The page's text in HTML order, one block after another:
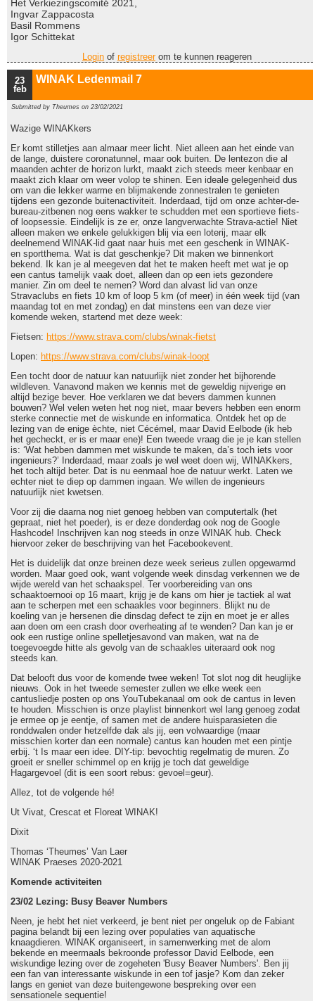
Het Verkiezingscomité 2021,
Ingvar Zappacosta
Basil Rommens
Igor Schittekat
Login of registreerom te kunnen reageren
23
feb
WINAK Ledenmail 7
Submitted by Theumes on 23/02/2021
Wazige WINAKkers
Er komt stilletjes aan almaar meer licht. Niet alleen aan het einde van
de lange, duistere coronatunnel, maar ook buiten. De lentezon die al
maanden achter de horizon lurkt, maakt zich steeds meer kenbaar en
maakt zich klaar om weer volop te shinen. Een ideale gelegenheid dus
om van die lekker warme en blijmakende zonnestralen te genieten
tijdens een gezonde buitenactiviteit. Inderdaad, tijd om onze achter-de-
bureau-zitbenen nog eens wakker te schudden met een sportieve fiets-
of loopsessie. Eindelijk is ze er, onze langverwachte Strava-actie! Niet
alleen maken we enkele gelukkigen blij via een loterij, maar elk
deelnemend WINAK-lid gaat naar huis met een geschenk in WINAK-
en sportthema. Wat is dat geschenkje? Dit maken we binnenkort
bekend. Ik kan je al meegeven dat het te maken heeft met wat je op
een cantus tamelijk vaak doet, alleen dan op een iets gezondere
manier. Zin om deel te nemen? Word dan alvast lid van onze
Stravaclubs en fiets 10 km of loop 5 km (of meer) in één week tijd (van
maandag tot en met zondag) en dat minstens een van deze vier
komende weken, startend met deze week:
Fietsen: https://www.strava.com/clubs/winak-fietst
Lopen: https://www.strava.com/clubs/winak-loopt
Een tocht door de natuur kan natuurlijk niet zonder het bijhorende
wildleven. Vanavond maken we kennis met de geweldig nijverige en
altijd bezige bever. Hoe verklaren we dat bevers dammen kunnen
bouwen? Wel velen weten het nog niet, maar bevers hebben een enorm
sterke connectie met de wiskunde en informatica. Ontdek het op de
lezing van de enige èchte, niet Cécémel, maar David Eelbode (ik heb
het gecheckt, er is er maar ene)! Een tweede vraag die je je kan stellen
is: ‘Wat hebben dammen met wiskunde te maken, da’s toch iets voor
ingenieurs?’ Inderdaad, maar zoals je wel weet doen wij, WINAKkers,
het toch altijd beter. Dat is nu eenmaal hoe de natuur werkt. Laten we
echter niet te diep op dammen ingaan. We willen de ingenieurs
natuurlijk niet kwetsen.
Voor zij die daarna nog niet genoeg hebben van computertalk (het
gepraat, niet het poeder), is er deze donderdag ook nog de Google
Hashcode! Inschrijven kan nog steeds in onze WINAK hub. Check
hiervoor zeker de beschrijving van het Facebookevent.
Het is duidelijk dat onze breinen deze week serieus zullen opgewarmd
worden. Maar goed ook, want volgende week dinsdag verkennen we de
wijde wereld van het schaakspel. Ter voorbereiding van ons
schaaktoernooi op 16 maart, krijg je de kans om hier je tactiek al wat
aan te scherpen met een schaakles voor beginners. Blijkt nu de
koeling van je hersenen die dinsdag defect te zijn en moet je er alles
aan doen om een crash door overheating af te wenden? Dan kan je er
ook een rustige online spelletjesavond van maken, wat na de
toegevoegde hitte als gevolg van de schaakles uiteraard ook nog
steeds kan.
Dat belooft dus voor de komende twee weken! Tot slot nog dit heuglijke
nieuws. Ook in het tweede semester zullen we elke week een
cantusliedje posten op ons YouTubekanaal om ook de cantus in leven
te houden. Misschien is onze playlist binnenkort wel lang genoeg zodat
je ermee op je eentje, of samen met de andere huisparasieten die
ronddwalen onder hetzelfde dak als jij, een volwaardige (maar
misschien korter dan een normale) cantus kan houden met een pintje
erbij. ‘t Is maar een idee. DIY-tip: bevochtig regelmatig de muren. Zo
groeit er sneller schimmel op en krijg je toch dat geweldige
Hagargevoel (dit is een soort rebus: gevoel=geur).
Allez, tot de volgende hé!
Ut Vivat, Crescat et Floreat WINAK!
Dixit
Thomas ‘Theumes’ Van Laer
WINAK Praeses 2020-2021
Komende activiteiten
23/02 Lezing: Busy Beaver Numbers
Neen, je hebt het niet verkeerd, je bent niet per ongeluk op de Fabiant
pagina belandt bij een lezing over populaties van aquatische
knaagdieren. WINAK organiseert, in samenwerking met de alom
bekende en meermaals bekroonde professor David Eelbode, een
wiskundige lezing over de zogeheten 'Busy Beaver Numbers'. Ben jij
een fan van interessante wiskunde in een tof jasje? Kom dan zeker
langs en geniet van deze buitengewone bespreking over een
sensationele sequentie!